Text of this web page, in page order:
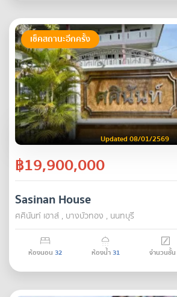
เช็คสถานะอีกครั้ง
Updated 08/01/2569
฿19,900,000
Sasinan House
ศศินันท์ เฮาส์ , บางบัวทอง , นนทบุรี
ห้องนอน 32 ห้องน้ำ31 จำนวนชั้น